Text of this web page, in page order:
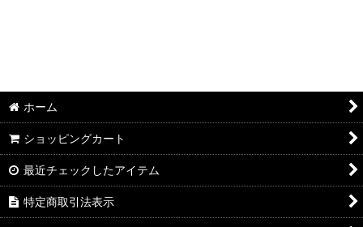
ホーム
ショッピングカート
最近チェックしたアイテム
特定商取引法表示